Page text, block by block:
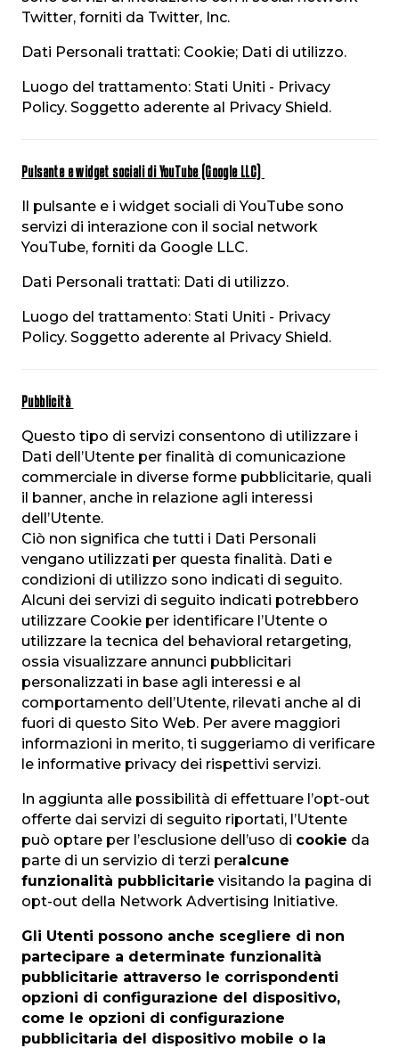
Twitter, forniti da Twitter, Inc.
Dati Personali trattati: Cookie; Dati di utilizzo.
Luogo del trattamento: Stati Uniti - Privacy
Policy. Soggetto aderente al Privacy Shield.
Pulsante e widget sociali di YouTube (Google LLC)
Il pulsante e i widget sociali di YouTube sono
servizi di interazione con il social network
YouTube, forniti da Google LLC.
Dati Personali trattati: Dati di utilizzo.
Luogo del trattamento: Stati Uniti - Privacy
Policy. Soggetto aderente al Privacy Shield.
Pubblicità
Questo tipo di servizi consentono di utilizzare i
Dati dell’Utente per finalità di comunicazione
commerciale in diverse forme pubblicitarie, quali
il banner, anche in relazione agli interessi
dell’Utente.
Ciò non significa che tutti i Dati Personali
vengano utilizzati per questa finalità. Dati e
condizioni di utilizzo sono indicati di seguito.
Alcuni dei servizi di seguito indicati potrebbero
utilizzare Cookie per identificare l’Utente o
utilizzare la tecnica del behavioral retargeting,
ossia visualizzare annunci pubblicitari
personalizzati in base agli interessi e al
comportamento dell’Utente, rilevati anche al di
fuori di questo Sito Web. Per avere maggiori
informazioni in merito, ti suggeriamo di verificare
le informative privacy dei rispettivi servizi.
In aggiunta alle possibilità di effettuare l’opt-out
offerte dai servizi di seguito riportati, l’Utente
può optare per l’esclusione dell’uso di cookie da
parte di un servizio di terzi peralcune
funzionalità pubblicitarie visitando la pagina di
opt-out della Network Advertising Initiative.
Gli Utenti possono anche scegliere di non
partecipare a determinate funzionalità
pubblicitarie attraverso le corrispondenti
opzioni di configurazione del dispositivo,
come le opzioni di configurazione
pubblicitaria del dispositivo mobile o la